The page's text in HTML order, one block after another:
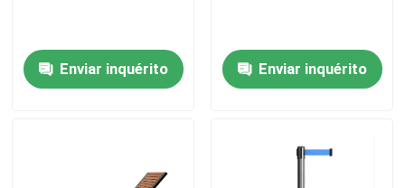
Enviar inquérito Enviar inquérito